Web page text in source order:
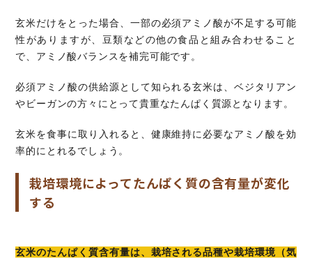
玄米だけをとった場合、一部の必須アミノ酸が不足する可能
性がありますが、豆類などの他の食品と組み合わせること
で、アミノ酸バランスを補完可能です。
必須アミノ酸の供給源として知られる玄米は、ベジタリアン
やビーガンの方々にとって貴重なたんぱく質源となります。
玄米を食事に取り入れると、健康維持に必要なアミノ酸を効
率的にとれるでしょう。
栽培環境によってたんぱく質の含有量が変化
する
玄米のたんぱく質含有量は、栽培される品種や栽培環境（気